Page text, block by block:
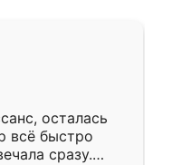
осталась
всё быстро
сразу.